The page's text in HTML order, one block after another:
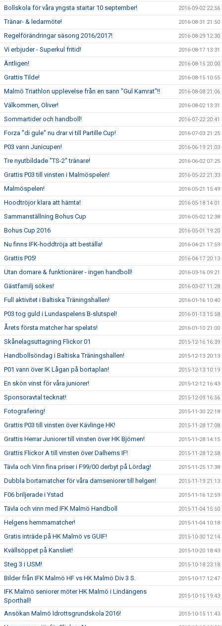
Bollskola för våra yngsta startar 10 september! 2016-09-02 22:56
Tränar- & ledarmöte! 2016-08-31 21:50
Regelförändringar säsong 2016/2017! 2016-08-29 12:30
Vi erbjuder - Superkul fritid! 2016-08-17 13:31
Äntligen! 2016-08-15 20:00
Grattis Tilde! 2016-08-15 10:55
Malmö Triathlon upplevelse från en sann "Gul Kamrat"!! 2016-08-08 21:06
Välkommen, Oliver! 2016-08-02 13:31
Sommartider och handboll! 2016-07-22 20:41
Forza "di gule" nu drar vi till Partille Cup! 2016-07-03 21:25
P03 vann Junicupen! 2016-06-19 21:03
Tre nyutbildade "TS-2" tränare! 2016-06-02 07:25
Grattis P03 till vinsten i Malmöspelen! 2016-05-22 21:33
Malmöspelen! 2016-05-21 15:49
Hoodtröjor klara att hämta! 2016-05-18 14:01
Sammanställning Bohus Cup 2016-05-02 12:38
Bohus Cup 2016 2016-05-01 19:20
Nu finns IFK-hoddtröja att beställa! 2016-04-21 17:59
Grattis P05! 2016-04-17 20:13
Utan domare & funktionärer - ingen handboll! 2016-03-16 09:21
Gästfamilj sökes! 2016-03-07 11:28
Full aktivitet i Baltiska Träningshallen! 2016-01-16 10:40
P03 tog guld i Lundaspelens B-slutspel! 2016-01-13 15:58
Årets första matcher har spelats! 2016-01-10 21:00
Skånelagsuttagning Flickor 01 2015-12-16 16:39
Handbollsöndag i Baltiska Träningshallen! 2015-12-13 20:13
P01 vann över IK Lågan på bortaplan! 2015-12-13 10:19
En skön vinst för våra juniorer! 2015-12-12 16:43
Sponsoravtal tecknat! 2015-12-09 16:56
Fotografering! 2015-11-30 22:18
Grattis P03 till vinsten över Kävlinge HK! 2015-11-28 17:08
Grattis Herrar Juniorer till vinsten över HK Björnen! 2015-11-28 14:15
Grattis Flickor A till vinsten över Dalhems IF! 2015-11-28 12:58
Tävla och Vinn fina priser i F99/00 derbyt på Lördag! 2015-11-25 17:38
Dubbla bortamatcher för våra damseniorer till helgen! 2015-11-19 21:13
F06 briljerade i Ystad 2015-11-16 12:59
Tävla och vinn med IFK Malmö Handboll 2015-11-04 15:50
Helgens hemmamatcher! 2015-11-04 10:18
Gratis inträde på HK Malmö vs GUIF! 2015-10-30 12:14
Kvällsöppet på Kansliet! 2015-10-20 18:43
Steg 3 i USM! 2015-10-18 23:18
Bilder från IFK Malmö HF vs HK Malmö Div 3 S. 2015-10-17 12:47
IFK Malmö seniorer möter HK Malmö i Lindängens
Sporthall!
2015-10-15 19:43
Ansökan Malmö Idrottsgrundskola 2016! 2015-10-15 11:43